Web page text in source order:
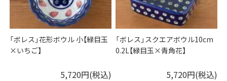
「ボレス」花形ボウル 小【緑目玉
×いちご】
5,720円(税込)
「ボレス」スクエアボウル10cm
0.2L【緑目玉×青角花】
5,720円(税込)